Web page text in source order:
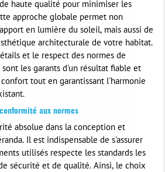
haute qualité pour minimiser les
approche globale permet non
en lumière du soleil, mais aussi de
architecturale de votre habitat.
et le respect des normes de
les garants d'un résultat fiable et
tout en garantissant l'harmonie
aux normes
absolue dans la conception et
Il est indispensable de s'assurer
utilisés respecte les standards les
sécurité et de qualité. Ainsi, le choix